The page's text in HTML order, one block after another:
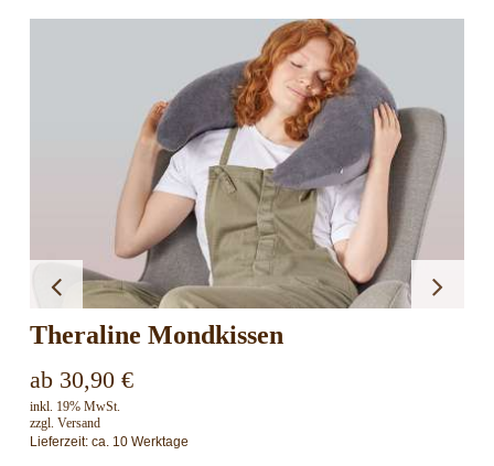
Theraline Mondkissen
ab 30,90€
inkl. 19% MwSt.
zzgl.Versand
Lieferzeit: ca. 10 Werktage